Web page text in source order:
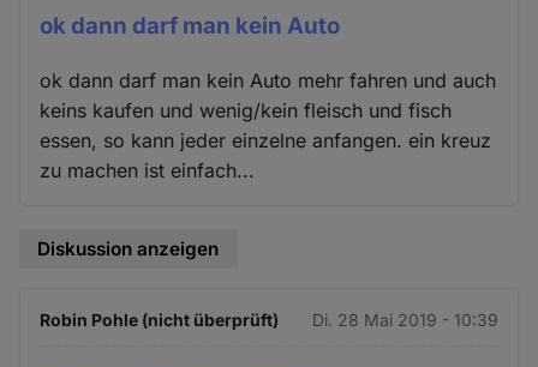
ok dann darf man kein Auto
ok dann darf man kein Auto mehr fahren und auch
keins kaufen und wenig/kein fleisch und fisch
essen, so kann jeder einzelne anfangen. ein kreuz
zu machen ist einfach...
Diskussion anzeigen
Robin Pohle (nicht überprüft) Di. 28 Mai 2019 - 10:39